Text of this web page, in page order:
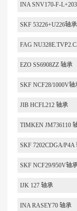
INA SNV170-F-
SKF 53226+U226轴承
FAG
EZO SS6908ZZ 轴承
SKF NCF28/1000V轴
JIB HCFL212 轴承
TIMKEN JM736110
SKF 7202CDGA/P4A
SKF NCF29/950V轴
IJK 127 轴承
INA RASEY70 轴承